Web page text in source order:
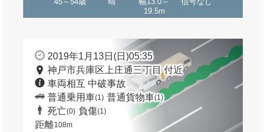
19.5m
2019年1月13日(日)05:35
神戸市兵庫区上庄通三丁目 付近
車両相互 中破事故
普通乗用車(1) 普通貨物車(1)
死亡(0) 負傷(1)
距離108m